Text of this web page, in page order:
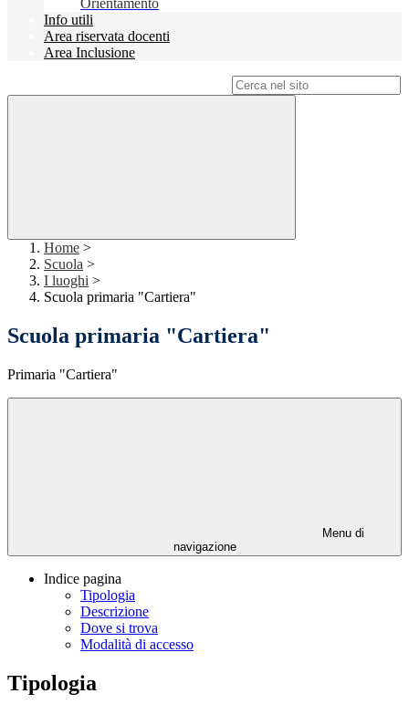
Orientamento
Info utili
Area riservata docenti
Area Inclusione
Home >
Scuola >
I luoghi >
Scuola primaria "Cartiera"
Scuola primaria "Cartiera"
Primaria "Cartiera"
Menu di
navigazione
Indice pagina
Tipologia
Descrizione
Dove si trova
Modalità di accesso
Tipologia